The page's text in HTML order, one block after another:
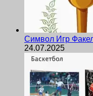
Символ Игр
24.07.2025